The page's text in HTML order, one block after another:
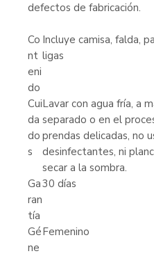
defectos de fabricación.
Co
nt
eni
do
Incluye camisa, falda,
ligas
Cui
da
do
s
Lavar con agua fría, a
separado o en el
prendas delicadas, no
desinfectantes, ni
secar a la sombra.
Ga
ran
tía
30 días
Gé
ne
Femenino